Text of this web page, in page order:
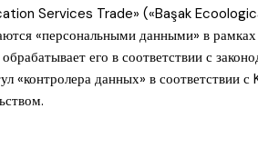
Services Trade» («Başak
«персональными данными» в
его в соответствии с
данных» в соответствии с